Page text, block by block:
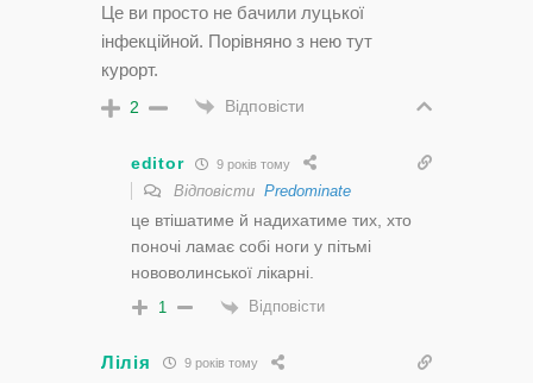
Це ви просто не бачили луцької
інфекційной. Порівняно з нею тут
курорт.
2 Відповісти
editor 9 років тому
Відповісти Predominate
це втішатиме й надихатиме тих, хто
поночі ламає собі ноги у пітьмі
нововолинської лікарні.
1 Відповісти
Лілія 9 років тому